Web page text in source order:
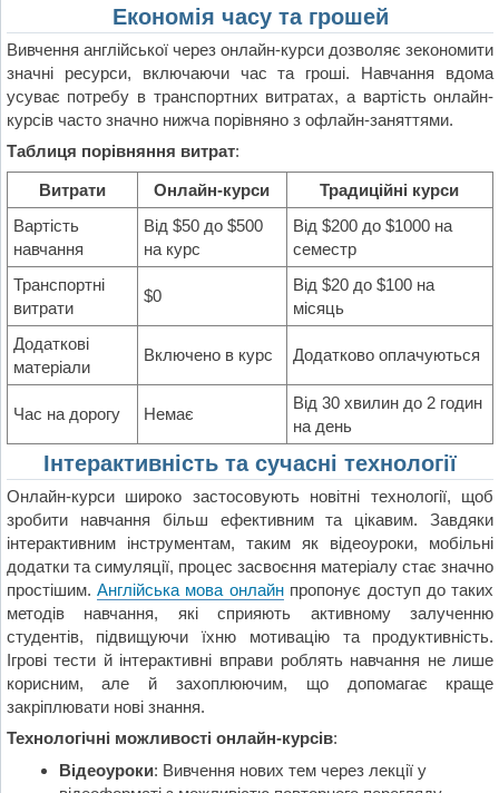
Економія часу та грошей
Вивчення англійської через онлайн-курси дозволяє зекономити
значні ресурси, включаючи час та гроші. Навчання вдома
усуває потребу в транспортних витратах, а вартість онлайн-
курсів часто значно нижча порівняно з офлайн-заняттями.
Таблиця порівняння витрат:
Витрати Онлайн-курси
Традиційні курси
Вартість
навчання
Від $50 до $500
на курс
Від $200 до $1000 на
семестр
Транспортні
витрати
$0
Від $20 до $100 на
місяць
Додаткові
матеріали
Включено в курс Додатково оплачуються
Час на дорогу Немає
Від 30 хвилин до 2 годин
на день
Інтерактивність та сучасні технології
Онлайн-курси широко застосовують новітні технології, щоб
зробити навчання більш ефективним та цікавим. Завдяки
інтерактивним інструментам, таким як відеоуроки, мобільні
додатки та симуляції, процес засвоєння матеріалу стає значно
простішим. Англійська мова онлайнпропонує доступ до таких
методів навчання, які сприяють активному залученню
студентів, підвищуючи їхню мотивацію та продуктивність.
Ігрові тести й інтерактивні вправи роблять навчання не лише
корисним, але й захоплюючим, що допомагає краще
закріплювати нові знання.
Технологічні можливості онлайн-курсів:
Відеоуроки: Вивчення нових тем через лекції у